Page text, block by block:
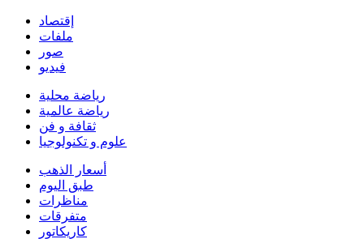
إقتصاد
ملفات
صور
فيديو
رياضة محلية
رياضة عالمية
ثقافة و فن
علوم و تكنولوجيا
أسعار الذهب
طبق اليوم
مناظرات
متفرقات
كاريكاتور